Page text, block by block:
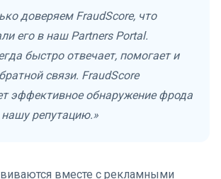
доверяем FraudScore, что
его в наш Partners Portal.
быстро отвечает, помогает и
связи. FraudScore
эффективное обнаружение фрода
нашу репутацию.»
вместе с рекламными